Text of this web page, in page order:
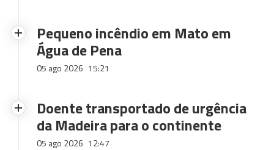
Pequeno incêndio em Mato em
Água de Pena
05 ago 2026 15:21
Doente transportado de urgência
da Madeira para o continente
05 ago 2026 12:47